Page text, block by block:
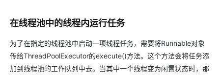
在线程池中的线程内运行任务
为了在指定的线程池中启动一项线程任务，需要将Runnable对象
传给ThreadPoolExecutor的execute()方法。这个方法会将任务添
加到线程池的工作队列中去。当其中一个线程变为闲置状态时，那